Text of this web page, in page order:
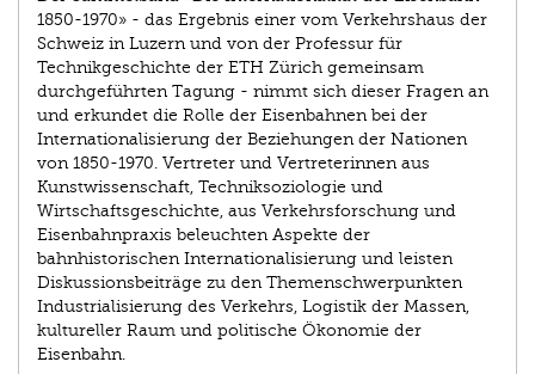
1850-1970» - das Ergebnis einer vom Verkehrshaus der
Schweiz in Luzern und von der Professur für
Technikgeschichte der ETH Zürich gemeinsam
durchgeführten Tagung - nimmt sich dieser Fragen an
und erkundet die Rolle der Eisenbahnen bei der
Internationalisierung der Beziehungen der Nationen
von 1850-1970. Vertreter und Vertreterinnen aus
Kunstwissenschaft, Techniksoziologie und
Wirtschaftsgeschichte, aus Verkehrsforschung und
Eisenbahnpraxis beleuchten Aspekte der
bahnhistorischen Internationalisierung und leisten
Diskussionsbeiträge zu den Themenschwerpunkten
Industrialisierung des Verkehrs, Logistik der Massen,
kultureller Raum und politische Ökonomie der
Eisenbahn.